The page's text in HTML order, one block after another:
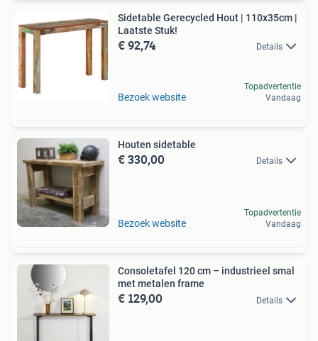
Sidetable Gerecycled Hout | 110x35cm |
Laatste Stuk!
€ 92,74 Details
Bezoek website
Topadvertentie
Vandaag
Houten sidetable
€ 330,00 Details
Bezoek website
Topadvertentie
Vandaag
Consoletafel 120 cm – industrieel smal
met metalen frame
€ 129,00 Details